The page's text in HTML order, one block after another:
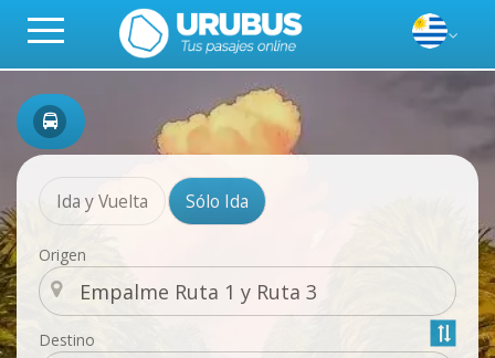
Ida y Vuelta Sólo Ida
Origen
Destino